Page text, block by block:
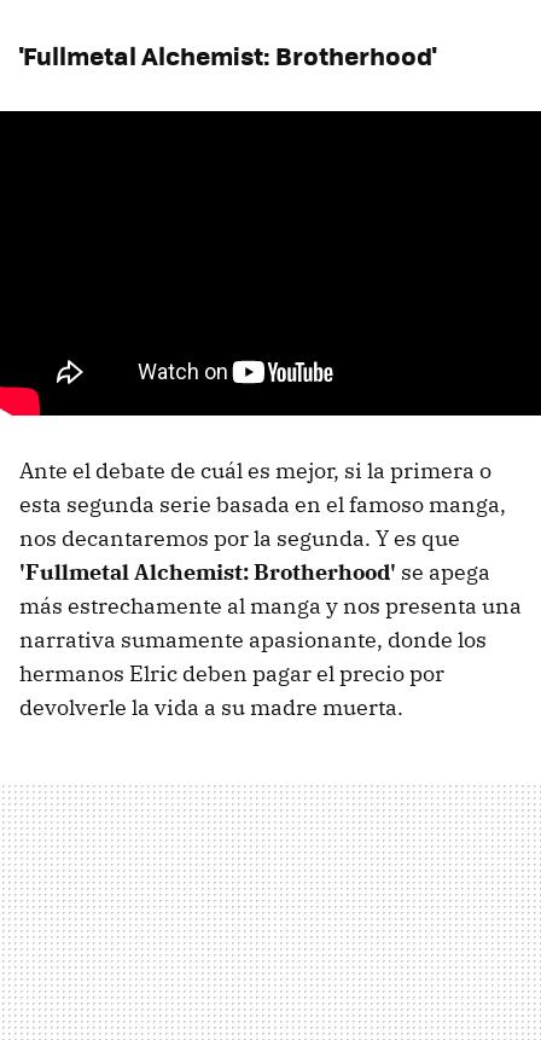
'Fullmetal Alchemist: Brotherhood'
Ante el debate de cuál es mejor, si la primera o
esta segunda serie basada en el famoso manga,
nos decantaremos por la segunda. Y es que
'Fullmetal Alchemist: Brotherhood' se apega
más estrechamente al manga y nos presenta una
narrativa sumamente apasionante, donde los
hermanos Elric deben pagar el precio por
devolverle la vida a su madre muerta.